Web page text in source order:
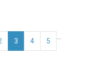
Eesolev
leht
3 Page
4 Page
5